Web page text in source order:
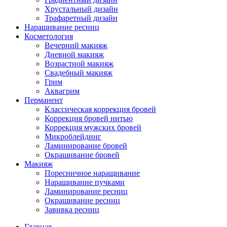
Хрустальный дизайн
Трафаретный дизайн
Наращивание ресниц
Косметология
Вечерний макияж
Дневной макияж
Возрастной макияж
Свадебный макияж
Грим
Аквагрим
Перманент
Классическая коррекция бровей
Коррекция бровей нитью
Коррекция мужских бровей
Микроблейдинг
Ламинирование бровей
Окрашивание бровей
Макияж
Поресничное наращивание
Наращивание пучками
Ламинирование ресниц
Окрашивание ресниц
Завивка ресниц